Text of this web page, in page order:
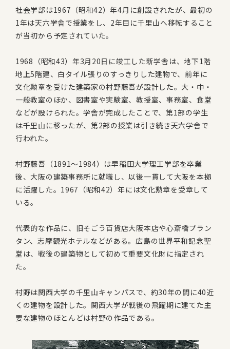
社会学部は1967（昭和42）年4月に創設されたが、最初の
1年は天六学舎で授業をし、2年目に千里山へ移転すること
が当初から予定されていた。
1968（昭和43）年3月20日に竣工した新学舎は、地下1階
地上5階建、白タイル張りのすっきりした建物で、前年に
文化勲章を受けた建築家の村野藤吾が設計した。大・中・
一般教室のほか、図書室や実験室、教授室、事務室、食堂
などが設けられた。学舎が完成したことで、第1部の学生
は千里山に移ったが、第2部の授業は引き続き天六学舎で
行われた。
村野藤吾（1891～1984）は早稲田大学理工学部を卒業
後、大阪の建築事務所に就職し、以後一貫して大阪を本拠
に活躍した。1967（昭和42）年には文化勲章を受章して
いる。
代表的な作品に、旧そごう百貨店大阪本店や心斎橋プラン
タン、志摩観光ホテルなどがある。広島の世界平和記念聖
堂は、戦後の建築物として初めて重要文化財に指定され
た。
村野は関西大学の千里山キャンパスで、約30年の間に40近
くの建物を設計した。関西大学が戦後の飛躍期に建てた主
要な建物のほとんどは村野の作品である。